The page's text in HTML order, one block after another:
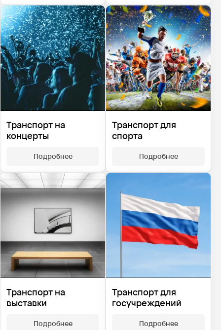
Транспорт на
концерты
Подробнее
Транспорт для
спорта
Подробнее
Транспорт на
выставки
Подробнее
Транспорт для
госучреждений
Подробнее